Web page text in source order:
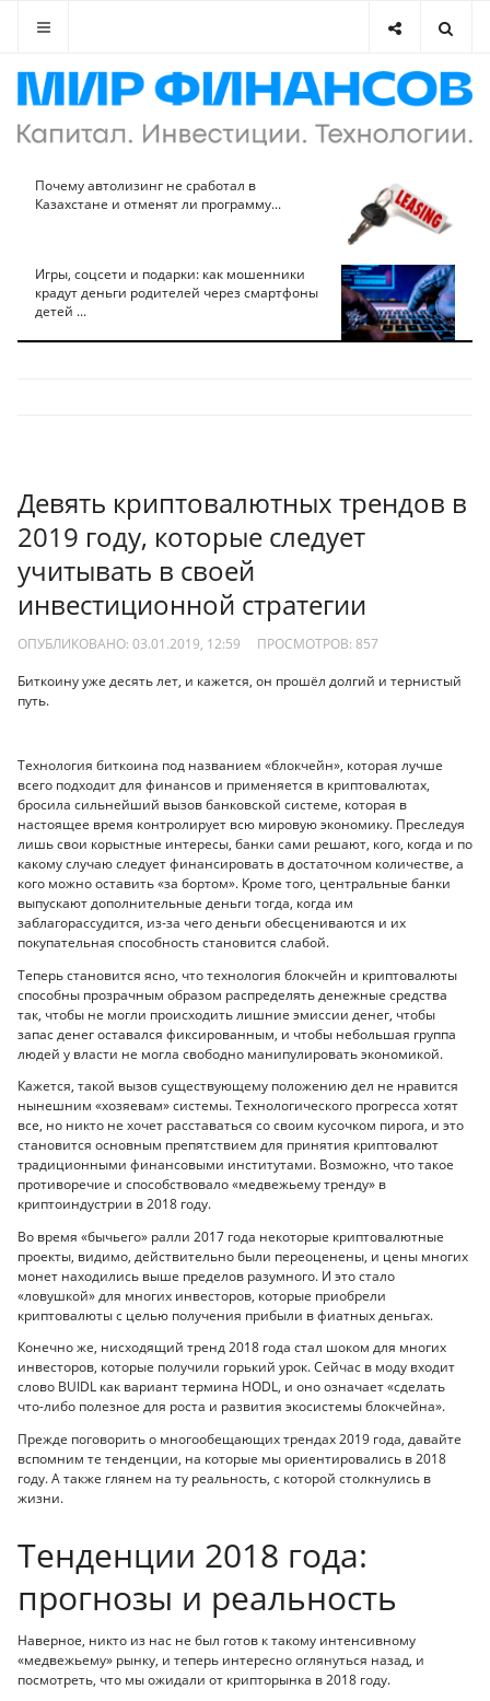
Почему автолизинг не сработал в
Казахстане и отменят ли программу...
Игры, соцсети и подарки: как мошенники
крадут деньги родителей через смартфоны
детей ...
Девять криптовалютных трендов в
2019 году, которые следует
учитывать в своей
инвестиционной стратегии
ОПУБЛИКОВАНО: 03.01.2019, 12:59 ПРОСМОТРОВ: 857
Биткоину уже десять лет, и кажется, он прошёл долгий и тернистый
путь.
Технология биткоина под названием «блокчейн», которая лучше
всего подходит для финансов и применяется в криптовалютах,
бросила сильнейший вызов банковской системе, которая в
настоящее время контролирует всю мировую экономику. Преследуя
лишь свои корыстные интересы, банки сами решают, кого, когда и по
какому случаю следует финансировать в достаточном количестве, а
кого можно оставить «за бортом». Кроме того, центральные банки
выпускают дополнительные деньги тогда, когда им
заблагорассудится, из-за чего деньги обесцениваются и их
покупательная способность становится слабой.
Теперь становится ясно, что технология блокчейн и криптовалюты
способны прозрачным образом распределять денежные средства
так, чтобы не могли происходить лишние эмиссии денег, чтобы
запас денег оставался фиксированным, и чтобы небольшая группа
людей у власти не могла свободно манипулировать экономикой.
Кажется, такой вызов существующему положению дел не нравится
нынешним «хозяевам» системы. Технологического прогресса хотят
все, но никто не хочет расставаться со своим кусочком пирога, и это
становится основным препятствием для принятия криптовалют
традиционными финансовыми институтами. Возможно, что такое
противоречие и способствовало «медвежьему тренду» в
криптоиндустрии в 2018 году.
Во время «бычьего» ралли 2017 года некоторые криптовалютные
проекты, видимо, действительно были переоценены, и цены многих
монет находились выше пределов разумного. И это стало
«ловушкой» для многих инвесторов, которые приобрели
криптовалюты с целью получения прибыли в фиатных деньгах.
Конечно же, нисходящий тренд 2018 года стал шоком для многих
инвесторов, которые получили горький урок. Сейчас в моду входит
слово BUIDL как вариант термина HODL, и оно означает «сделать
что-либо полезное для роста и развития экосистемы блокчейна».
Прежде поговорить о многообещающих трендах 2019 года, давайте
вспомним те тенденции, на которые мы ориентировались в 2018
году. А также глянем на ту реальность, с которой столкнулись в
жизни.
Тенденции 2018 года:
прогнозы и реальность
Наверное, никто из нас не был готов к такому интенсивному
«медвежьему» рынку, и теперь интересно оглянуться назад, и
посмотреть, что мы ожидали от крипторынка в 2018 году.